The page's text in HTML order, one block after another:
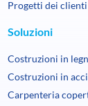
Progetti dei clienti
Soluzioni
Costruzioni in
Costruzioni in
Carpenteria